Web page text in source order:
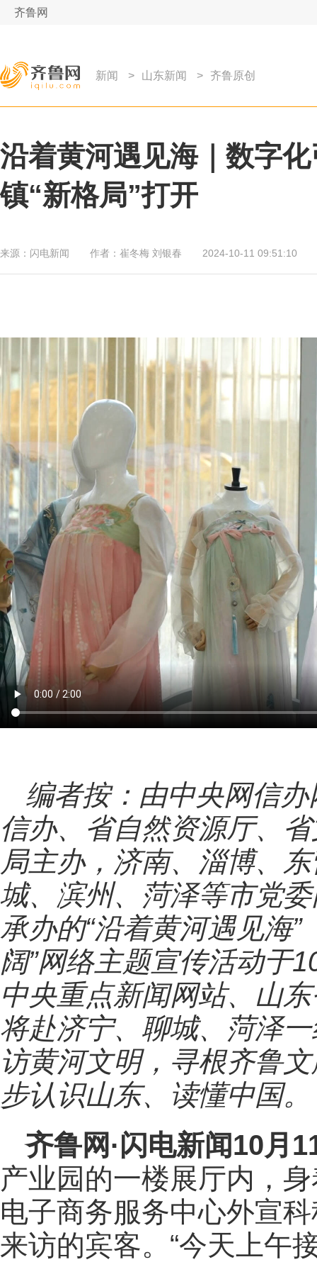
齐鲁网
新闻 > 山东新闻 > 齐鲁原创
沿着黄河遇见海｜数字
镇“新格局”打开
来源： 闪电新闻 作者： 崔冬梅 刘银春 2024-10-11 09:51:10
编者按：由中央网信
信办、省自然资源厅、
局主办，济南、淄博、
城、滨州、菏泽等市党
承办的“沿着黄河遇见海
阔”网络主题宣传活动于
中央重点新闻网站、山
将赴济宁、聊城、菏泽
访黄河文明，寻根齐鲁
步认识山东、读懂中国。
齐鲁网 ·闪电新闻10月
产业园的一楼展厅内，
电子商务服务中心外宣
来访的宾客。“今天上午